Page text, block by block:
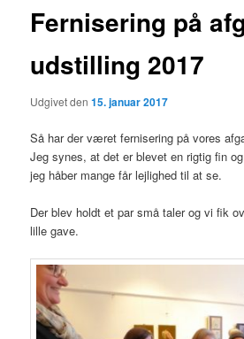
Fernisering på
udstilling 2017
Udgivet den15. januar 2017
Så har der været fernisering på vores
Jeg synes, at det er blevet en rigtig fin
jeg håber mange får lejlighed til at se.
Der blev holdt et par små taler og vi fik
lille gave.